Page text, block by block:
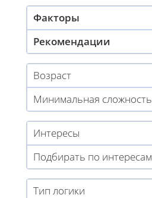
Факторы
Рекомендации
Возраст
Минимальная сложность
Интересы
Подбирать по интересам
Тип логики